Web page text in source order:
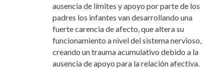
ausencia de límites y apoyo por parte de los
padres los infantes van desarrollando una
fuerte carencia de afecto, que altera su
funcionamiento a nivel del sistema nervioso,
creando un trauma acumulativo debido a la
ausencia de apoyo para la relación afectiva.